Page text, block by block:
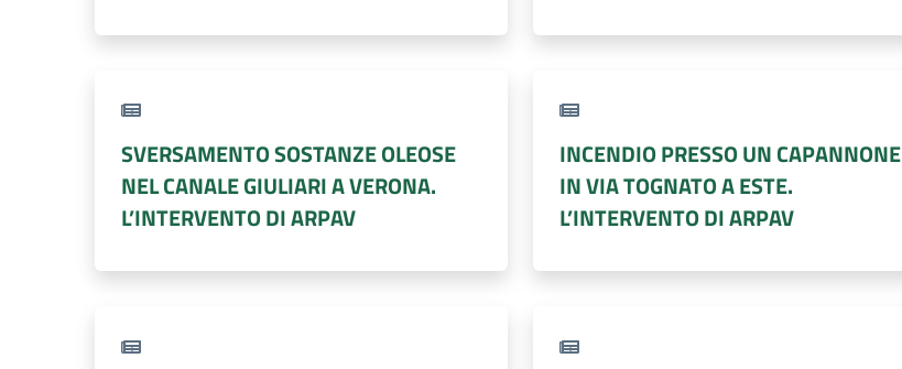
SVERSAMENTO SOSTANZE OLEOSE
NEL CANALE GIULIARI A VERONA.
L’INTERVENTO DI ARPAV
INCENDIO PRESSO UN CAPANNONE
IN VIA TOGNATO A ESTE.
L’INTERVENTO DI ARPAV